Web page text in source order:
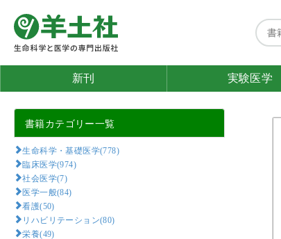
新刊 実験医学
書籍カテゴリー一覧
生命科学・基礎医学(778)
臨床医学(974)
社会医学(7)
医学一般(84)
看護(50)
リハビリテーション(80)
栄養(49)